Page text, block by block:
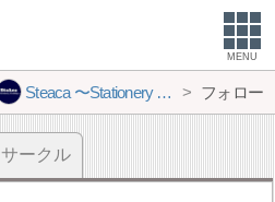
MENU
Steaca 〜Stationery Academy〜 フォロー
サークル